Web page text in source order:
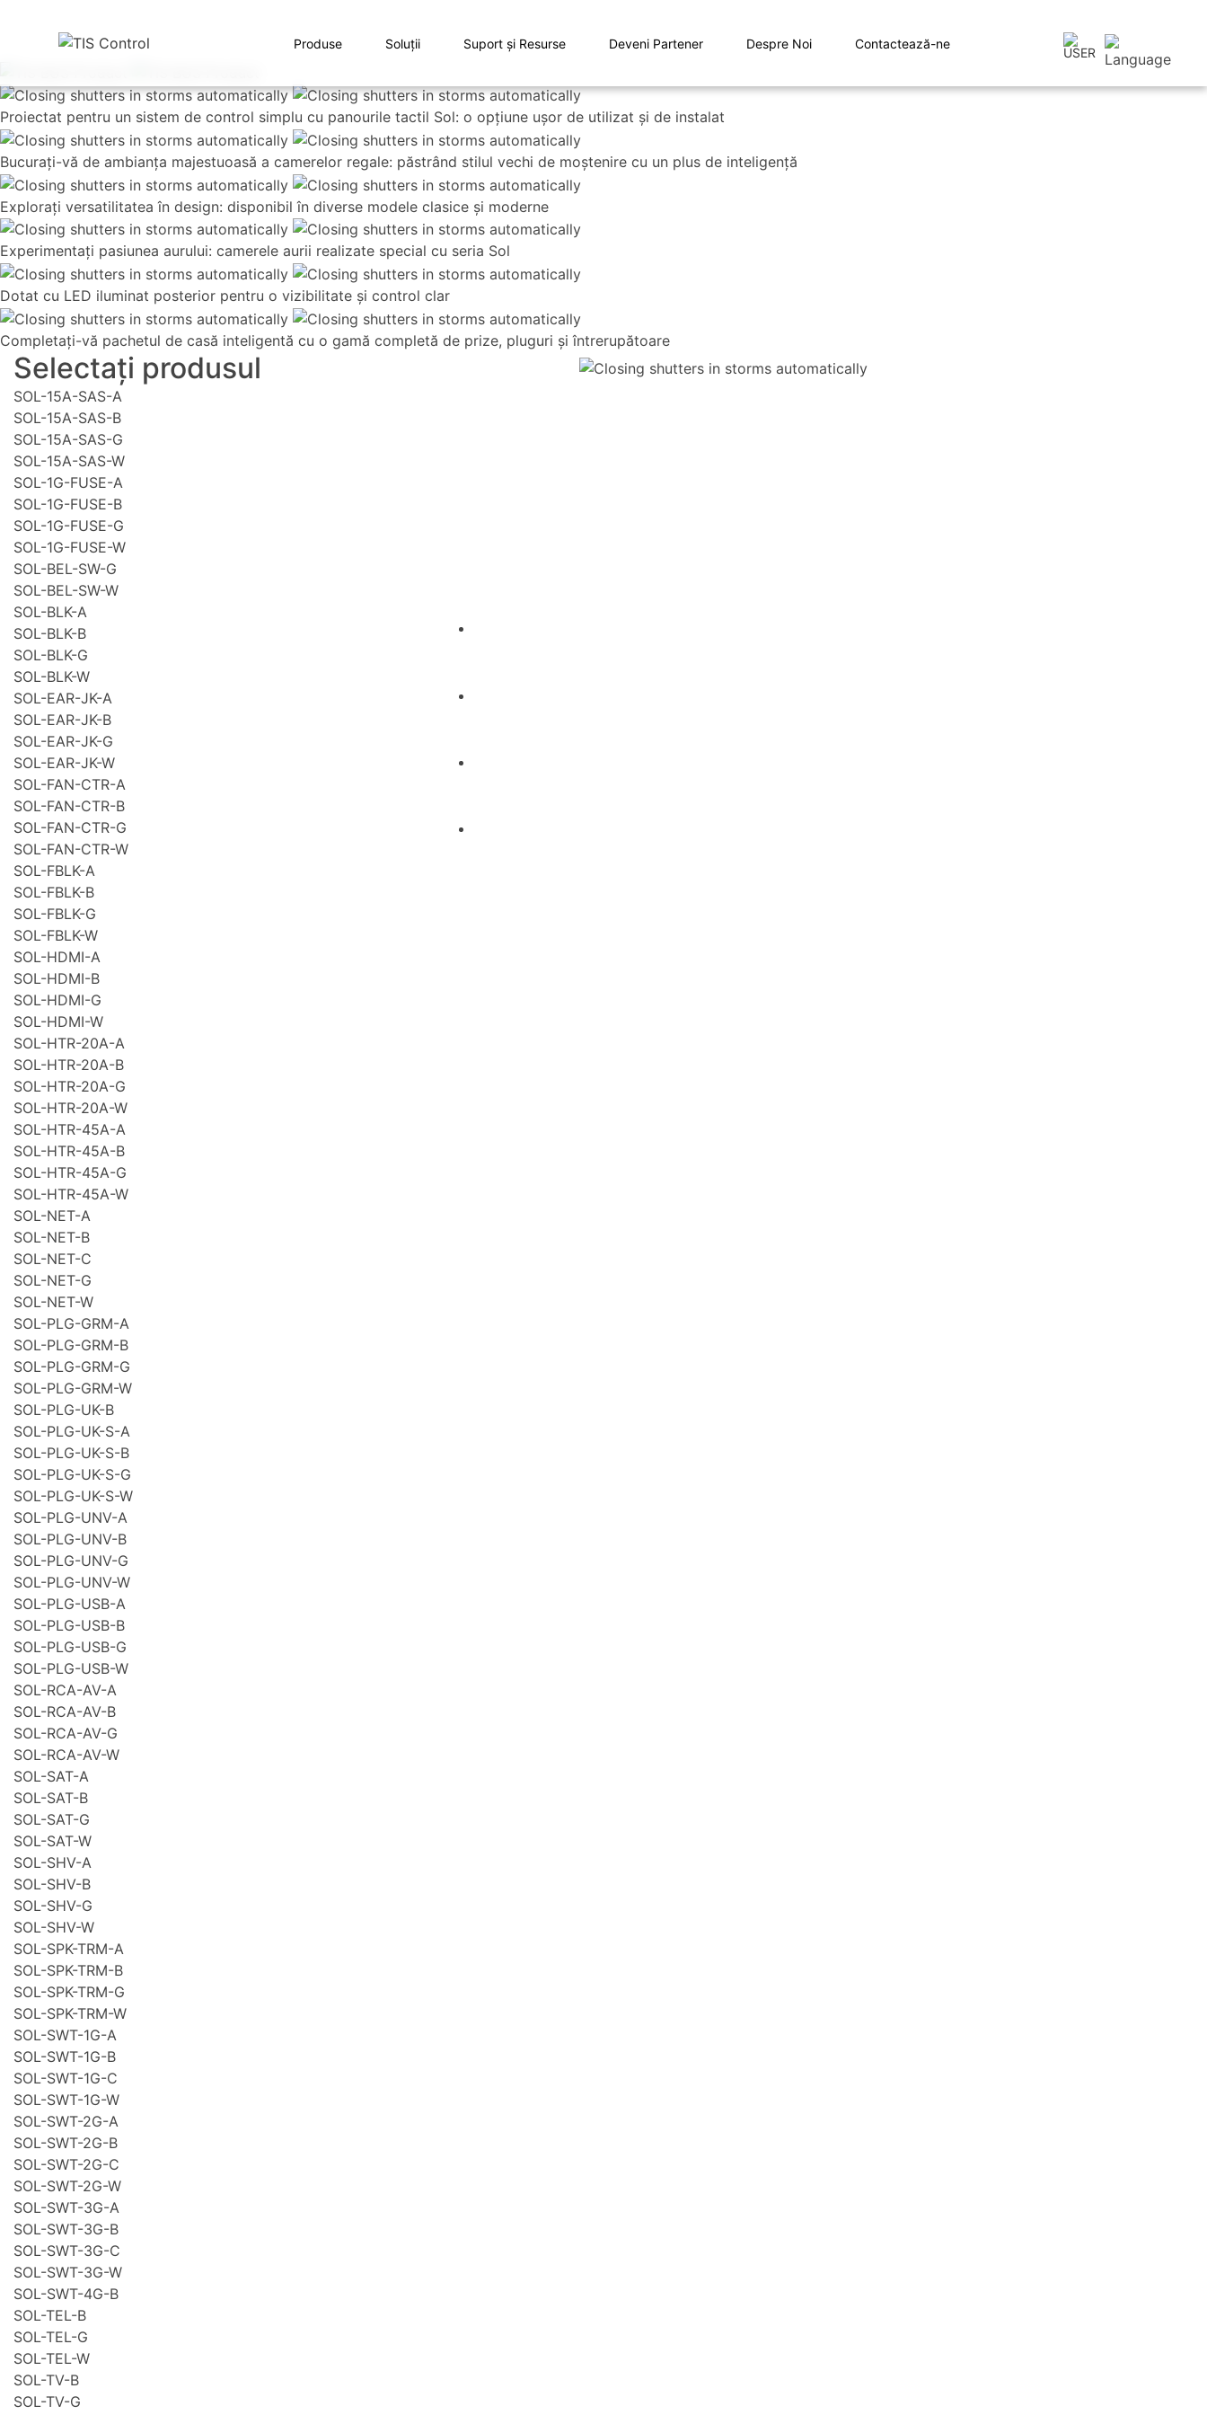
Produse Soluţii Suport și Resurse Deveni Partener Despre Noi Contactează-ne
Proiectat pentru un sistem de control simplu cu panourile tactil Sol: o opțiune ușor de utilizat și de instalat
Bucurați-vă de ambianța majestuoasă a camerelor regale: păstrând stilul vechi de moștenire cu un plus de inteligență
Explorați versatilitatea în design: disponibil în diverse modele clasice și moderne
Experimentați pasiunea aurului: camerele aurii realizate special cu seria Sol
Dotat cu LED iluminat posterior pentru o vizibilitate și control clar
Completați-vă pachetul de casă inteligentă cu o gamă completă de prize, pluguri și întrerupătoare
Selectați produsul
SOL-15A-SAS-A
SOL-15A-SAS-B
SOL-15A-SAS-G
SOL-15A-SAS-W
SOL-1G-FUSE-A
SOL-1G-FUSE-B
SOL-1G-FUSE-G
SOL-1G-FUSE-W
SOL-BEL-SW-G
SOL-BEL-SW-W
SOL-BLK-A
SOL-BLK-B
SOL-BLK-G
SOL-BLK-W
SOL-EAR-JK-A
SOL-EAR-JK-B
SOL-EAR-JK-G
SOL-EAR-JK-W
SOL-FAN-CTR-A
SOL-FAN-CTR-B
SOL-FAN-CTR-G
SOL-FAN-CTR-W
SOL-FBLK-A
SOL-FBLK-B
SOL-FBLK-G
SOL-FBLK-W
SOL-HDMI-A
SOL-HDMI-B
SOL-HDMI-G
SOL-HDMI-W
SOL-HTR-20A-A
SOL-HTR-20A-B
SOL-HTR-20A-G
SOL-HTR-20A-W
SOL-HTR-45A-A
SOL-HTR-45A-B
SOL-HTR-45A-G
SOL-HTR-45A-W
SOL-NET-A
SOL-NET-B
SOL-NET-C
SOL-NET-G
SOL-NET-W
SOL-PLG-GRM-A
SOL-PLG-GRM-B
SOL-PLG-GRM-G
SOL-PLG-GRM-W
SOL-PLG-UK-B
SOL-PLG-UK-S-A
SOL-PLG-UK-S-B
SOL-PLG-UK-S-G
SOL-PLG-UK-S-W
SOL-PLG-UNV-A
SOL-PLG-UNV-B
SOL-PLG-UNV-G
SOL-PLG-UNV-W
SOL-PLG-USB-A
SOL-PLG-USB-B
SOL-PLG-USB-G
SOL-PLG-USB-W
SOL-RCA-AV-A
SOL-RCA-AV-B
SOL-RCA-AV-G
SOL-RCA-AV-W
SOL-SAT-A
SOL-SAT-B
SOL-SAT-G
SOL-SAT-W
SOL-SHV-A
SOL-SHV-B
SOL-SHV-G
SOL-SHV-W
SOL-SPK-TRM-A
SOL-SPK-TRM-B
SOL-SPK-TRM-G
SOL-SPK-TRM-W
SOL-SWT-1G-A
SOL-SWT-1G-B
SOL-SWT-1G-C
SOL-SWT-1G-W
SOL-SWT-2G-A
SOL-SWT-2G-B
SOL-SWT-2G-C
SOL-SWT-2G-W
SOL-SWT-3G-A
SOL-SWT-3G-B
SOL-SWT-3G-C
SOL-SWT-3G-W
SOL-SWT-4G-B
SOL-TEL-B
SOL-TEL-G
SOL-TEL-W
SOL-TV-B
SOL-TV-G